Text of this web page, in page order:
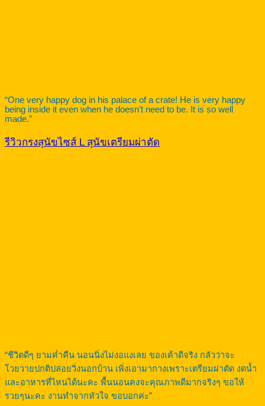
“One very happy dog in his palace of a crate! He is very happy
being inside it even when he doesn’t need to be. It is so well
made.”
รีวิวกรงสุนัขไซส์ L สุนัขเตรียมผ่าตัด
“ชีวิตดีๆ ยามค่ำคืน นอนนิ่งไม่งอแงเลย ของเค้าดีจริง กลัวว่าจะ
โวยวายปกติปล่อยวิ่งนอกบ้าน เพิ่งเอามากางเพราะเตรียมผ่าตัด งดน้ำ
และอาหารที่ไหนได้นะคะ พื้นนอนคงจะคุณภาพดีมากจริงๆ ขอให้
รวยๆนะคะ งานทำจากหัวใจ ขอบอกค่ะ”